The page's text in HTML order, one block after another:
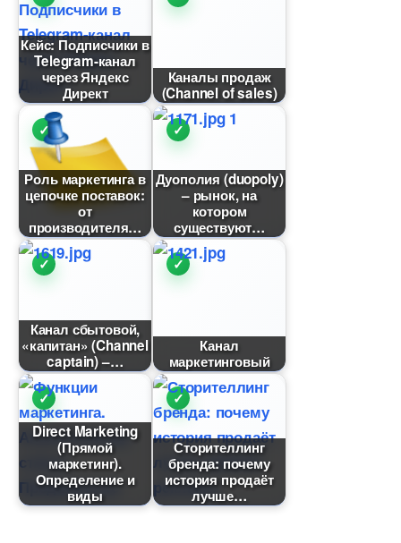
Кейс: Подписчики
Telegram-канал
через Яндекс
Директ
Каналы продаж
(Channel of sales)
Роль маркетинга
цепочке поставок:
от
производителя
Дуополия (duopoly)
– рынок, на
котором
существуют
Канал сбытовой,
«капитан» (Channel
captain) –
Канал
маркетинговый
Direct Marketing
(Прямой
маркетинг).
Определение и
иды
Сторителлин
ренда: почему
история продаёт
лучше